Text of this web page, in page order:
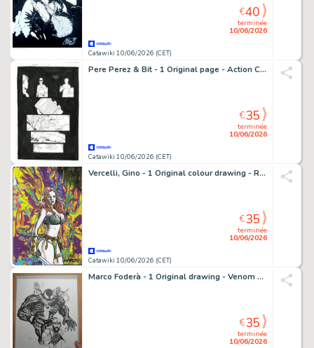
Catawiki 10/06/2026 (CET)
terminée
10/06/2026
€40
Pere Perez & Bit - 1 Original page - Action Comics - #884
Catawiki 10/06/2026 (CET)
terminée
10/06/2026
€35
Vercelli, Gino - 1 Original colour drawing - Red Sonja - 2023
Catawiki 10/06/2026 (CET)
terminée
10/06/2026
€35
Marco Foderà - 1 Original drawing - Venom vs Tex Willer - 2021
terminée
10/06/2026
€35